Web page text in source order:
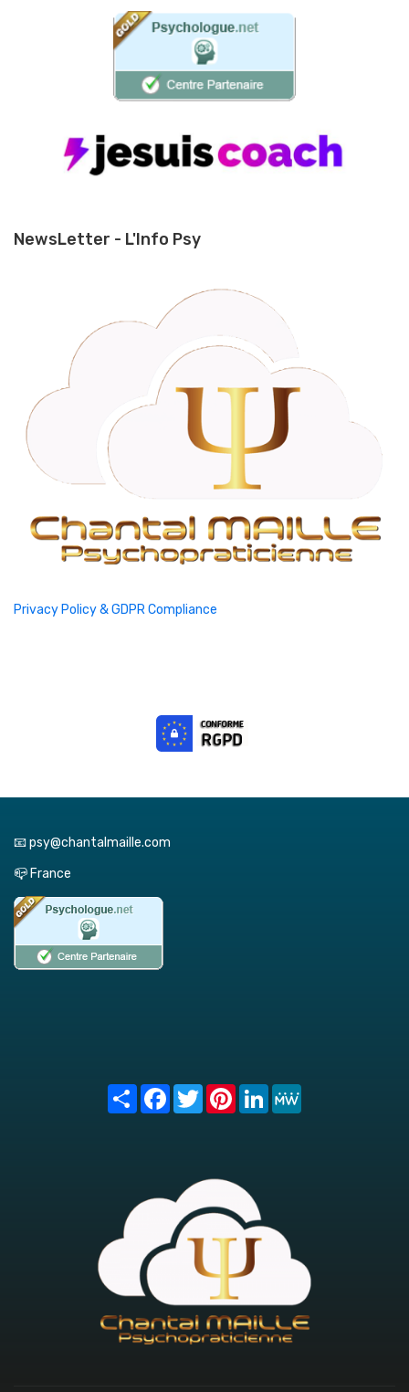
NewsLetter - L'Info Psy
Privacy Policy & GDPR Compliance
📧 psy@chantalmaille.com
📪 France
Share FacebookTwitterPinterest
LinkedIn